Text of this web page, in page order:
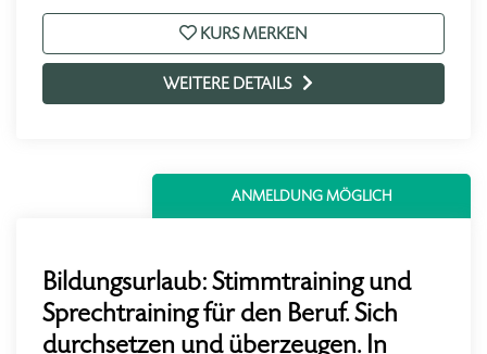
KURS MERKEN
WEITERE DETAILS
ANMELDUNG MÖGLICH
Bildungsurlaub: Stimmtraining und
Sprechtraining für den Beruf. Sich
durchsetzen und überzeugen. In